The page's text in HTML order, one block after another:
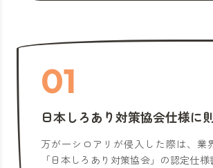
01
日本しろあり対策協会仕様に
万が一シロアリが侵入した際は、業
「日本しろあり対策協会」の認定仕